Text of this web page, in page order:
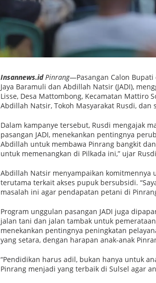
p
a
d
a
m
b
n
g
u
n
a
a
n
P
e
n
n
g
k
a
a
n
K
e
s
e
a
h
Insannews.id Pinrang—Pasangan Calon
Jaya Baramuli dan Abdillah Natsir (JADI),
Lisse, Desa Mattombong, Kecamatan Mattiro
Abdillah Natsir, Tokoh Masyarakat Rusdi, dan
Dalam kampanye tersebut, Rusdi mengajak
pasangan JADI, menekankan pentingnya
Abdillah untuk membawa Pinrang bangkit
untuk memenangkan di Pilkada ini,” ujar
Abdillah Natsir menyampaikan komitmennya
terutama terkait akses pupuk bersubsidi.
masalah ini agar pendapatan petani di
Program unggulan pasangan JADI juga
jalan tani dan jalan tambak untuk
menekankan pentingnya peningkatan
yang setara, dengan harapan anak-anak
“Pendidikan harus adil, bukan hanya untuk
Pinrang menjadi yang terbaik di Sulsel agar